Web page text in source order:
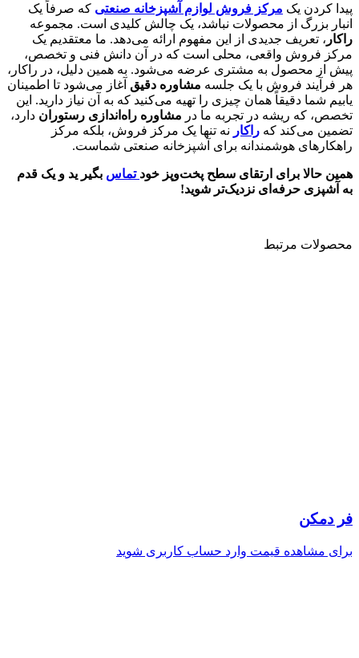
پیدا کردن یک مرکز فروش لوازم آشپزخانه صنعتی که صرفاً یک
انبار بزرگ از محصولات نباشد، یک چالش کلیدی است. مجموعه
راکار ، تعریف جدیدی از این مفهوم ارائه می‌دهد. ما معتقدیم یک
مرکز فروش واقعی، محلی است که در آن دانش فنی و تخصص،
پیش از محصول به مشتری عرضه می‌شود. به همین دلیل، در راکار،
هر فرآیند فروش با یک جلسه مشاوره دقیق آغاز می‌شود تا اطمینان
یابیم شما دقیقاً همان چیزی را تهیه می‌کنید که به آن نیاز دارید. این
تخصص، که ریشه در تجربه ما در مشاوره راه‌اندازی رستوران دارد،
تضمین می‌کند که راکار نه تنها یک مرکز فروش، بلکه مرکز
راهکارهای هوشمندانه برای آشپزخانه صنعتی شماست.
همین حالا برای ارتقای سطح پخت‌وپز خود تماس بگیر ید و یک قدم
به آشپزی حرفه‌ای نزدیک‌تر شوید!
محصولات مرتبط
فر دمکن
برای مشاهده قیمت وارد حساب کاربری شوید